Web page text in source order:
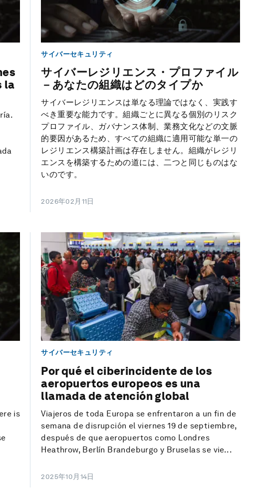
la
サイバーセキュリティ
サイバーレジリエンス・プロファイル
－あなたの組織はどのタイプか
サイバーレジリエンスは単なる理論ではなく、実践す
べき重要な能力です。組織ごとに異なる個別のリスク
プロファイル、ガバナンス体制、業務文化などの文脈
的要因があるため、すべての組織に適用可能な単一の
レジリエンス構築計画は存在しません。組織がレジリ
エンスを構築するための道には、二つと同じものはな
いのです。
2026年02月11日
is
サイバーセキュリティ
Por qué el ciberincidente de los
aeropuertos europeos es una
llamada de atención global
Viajeros de toda Europa se enfrentaron a un fin de
semana de disrupción el viernes 19 de septiembre,
después de que aeropuertos como Londres
Heathrow, Berlín Brandeburgo y Bruselas se vie...
2025年10月14日